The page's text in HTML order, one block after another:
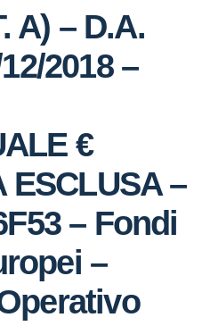
A) – D.A.
2018 –
€
ESCLUSA –
– Fondi
–